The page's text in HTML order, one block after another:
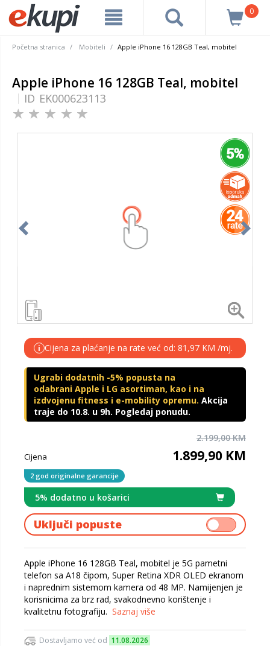
0
Početna stranica Mobiteli Apple iPhone 16 128GB Teal, mobitel
Apple iPhone 16 128GB Teal, mobitel
ID EK000623113
i Cijena za plaćanje na rate već od: 81,97 KM /mj.
Ugrabi dodatnih -5% popusta na
odabrani Apple i LG asortiman, kao i na
izdvojenu fitness i e-mobility opremu. Akcija
traje do 10.8. u 9h. Pogledaj ponudu.
2.199,00 KM
Cijena 1.899,90 KM
2 god originalne garancije
5% dodatno u košarici
Uključi popuste
Apple iPhone 16 128GB Teal, mobitel je 5G pametni
telefon sa A18 čipom, Super Retina XDR OLED ekranom
i naprednim sistemom kamera od 48 MP. Namijenjen je
korisnicima za brz rad, svakodnevno korištenje i
kvalitetnu fotografiju. Saznaj više
Dostavljamo već od 11.08.2026